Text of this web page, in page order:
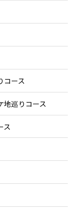
コース
地巡りコース
ス